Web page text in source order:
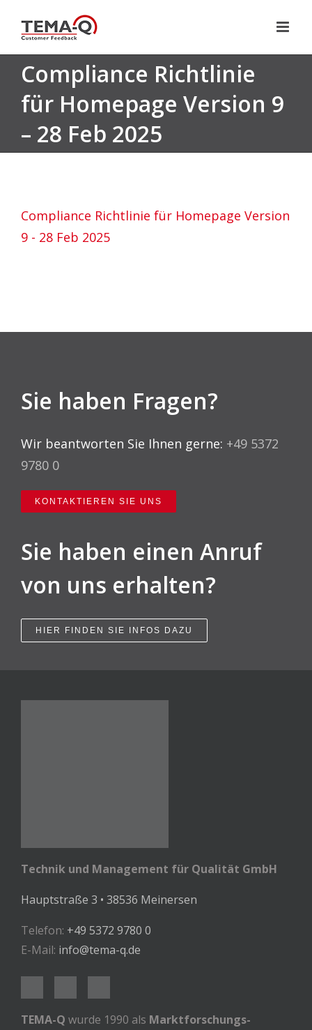
Inhalt
springen
Compliance Richtlinie
für Homepage Version 9
– 28 Feb 2025
Compliance Richtlinie für Homepage Version
9 - 28 Feb 2025
Sie haben Fragen?
Wir beantworten Sie Ihnen gerne: +49 5372
9780 0
KONTAKTIEREN SIE UNS
Sie haben einen Anruf
von uns erhalten?
HIER FINDEN SIE INFOS DAZU
Technik und Management für Qualität GmbH
Hauptstraße 3 • 38536 Meinersen
Telefon: +49 5372 9780 0
E-Mail: info@tema-q.de
TEMA-Q wurde 1990 als Marktforschungs-